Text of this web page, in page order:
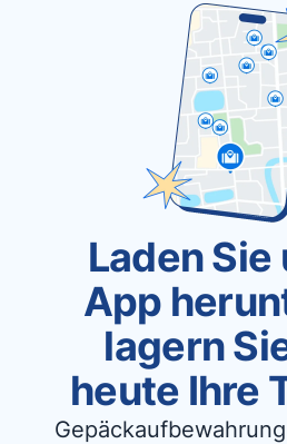
Laden Sie
App
lagern
heute Ihre